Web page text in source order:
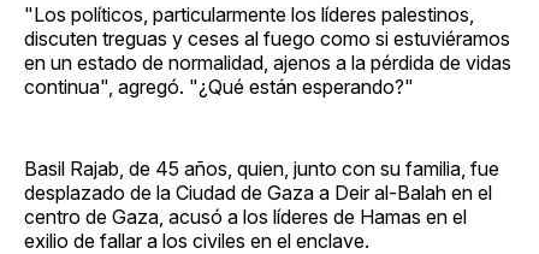
"Los políticos, particularmente los líderes palestinos,
discuten treguas y ceses al fuego como si estuviéramos
en un estado de normalidad, ajenos a la pérdida de vidas
continua", agregó. "¿Qué están esperando?"
Basil Rajab, de 45 años, quien, junto con su familia, fue
desplazado de la Ciudad de Gaza a Deir al-Balah en el
centro de Gaza, acusó a los líderes de Hamas en el
exilio de fallar a los civiles en el enclave.